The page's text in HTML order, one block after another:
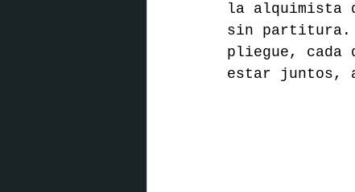
la alquimista
sin partitura.
pliegue, cada
estar juntos,